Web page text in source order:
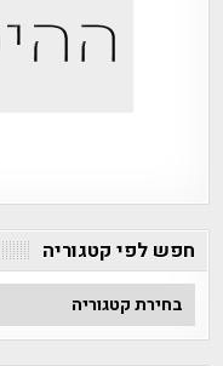
חפש לפי קטגוריה
חפש
לפי